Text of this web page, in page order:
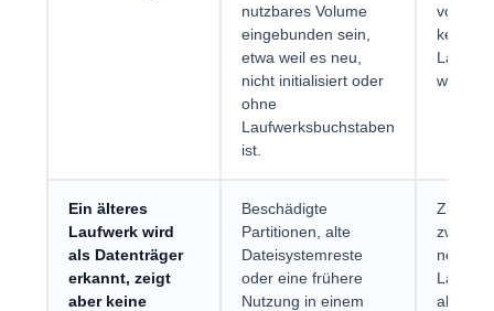
nutzbares Volume
eingebunden sein,
etwa weil es neu,
nicht initialisiert oder
ohne
Laufwerksbuchstaben
ist.
kein
wird.
Ein älteres
Laufwerk wird
als Datenträger
erkannt, zeigt
aber keine
Beschädigte
Partitionen, alte
Dateisystemreste
oder eine frühere
Nutzung in einem
Zu
neuen
alten